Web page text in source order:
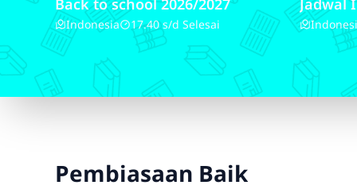
Indonesia 17.40 s/d Selesai
1447 H
Pembiasaan Baik